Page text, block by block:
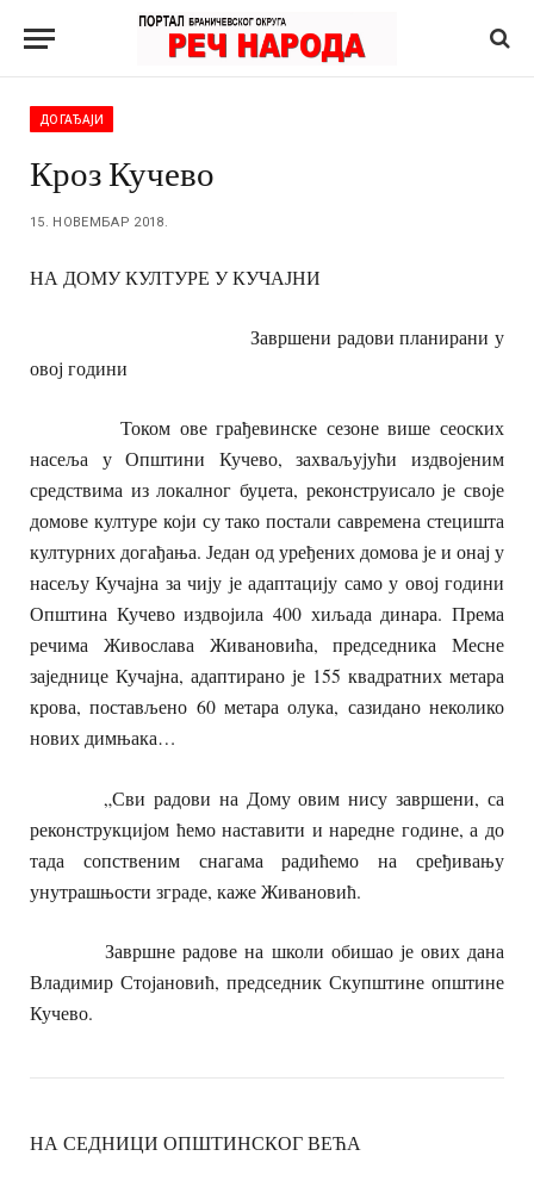
ДОГАЂАЈИ
Кроз Кучево
15. НОВЕМБАР 2018.
НА ДОМУ КУЛТУРЕ У КУЧАЈНИ
Завршени радови планирани у
овој години
Током ове грађевинске сезоне више сеоских
насеља у Општини Кучево, захваљујући издвојеним
средствима из локалног буџета, реконструисало је своје
домове културе који су тако постали савремена стецишта
културних догађања. Један од уређених домова је и онај у
насељу Кучајна за чију је адаптацију само у овој години
Општина Кучево издвојила 400 хиљада динара. Према
речима Живослава Живановића, председника Месне
заједнице Кучајна, адаптирано је 155 квадратних метара
крова, постављено 60 метара олука, сазидано неколико
нових димњака…
„Сви радови на Дому овим нису завршени, са
реконструкцијом ћемо наставити и наредне године, а до
тада сопственим снагама радићемо на сређивању
унутрашњости зграде, каже Живановић.
Завршне радове на школи обишао је ових дана
Владимир Стојановић, председник Скупштине општине
Кучево.
НА СЕДНИЦИ ОПШТИНСКОГ ВЕЋА